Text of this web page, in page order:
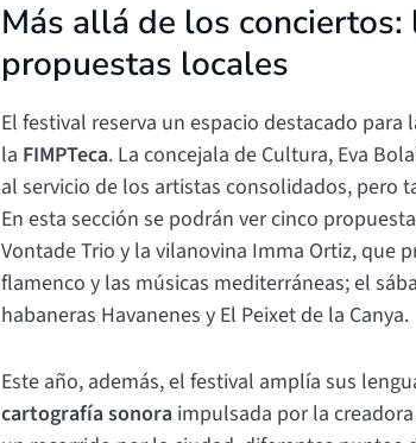
Más allá de los conciertos:
propuestas locales
El festival reserva un espacio destacado
la FIMPTeca. La concejala de Cultura, Eva
al servicio de los artistas consolidados, pero
En esta sección se podrán ver cinco
Vontade Trio y la vilanovina Imma Ortiz, que
flamenco y las músicas mediterráneas; el
habaneras Havanenes y El Peixet de la Canya.
Este año, además, el festival amplía sus
cartografía sonora impulsada por la